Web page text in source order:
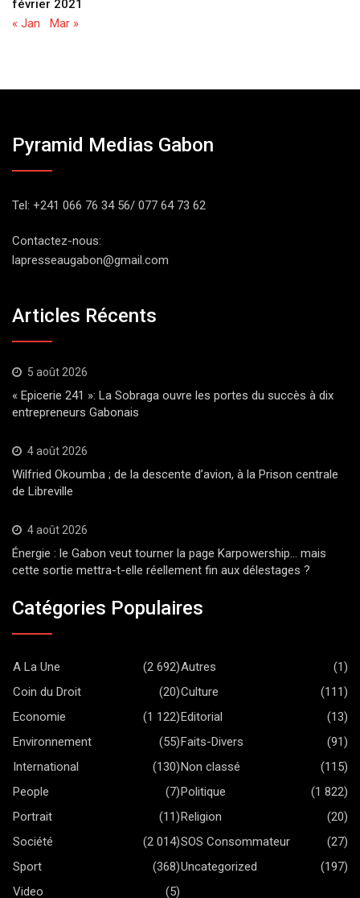
février 2021
« Jan Mar »
Pyramid Medias Gabon
Tel: +241 066 76 34 56/ 077 64 73 62
Contactez-nous:
lapresseaugabon@gmail.com
Articles Récents
5 août 2026
« Epicerie 241 »: La Sobraga ouvre les portes du succès à dix
entrepreneurs Gabonais
4 août 2026
Wilfried Okoumba ; de la descente d’avion, à la Prison centrale
de Libreville
4 août 2026
Énergie : le Gabon veut tourner la page Karpowership… mais
cette sortie mettra-t-elle réellement fin aux délestages ?
Catégories Populaires
A La Une (2 692)Autres
(1)
Coin du Droit
(20)Culture
(111)
Economie
(1 122)Editorial
(13)
Environnement
(55)Faits-Divers
(91)
International
(130)Non classé
(115)
People
(7)Politique
(1 822)
Portrait
(11)Religion
(20)
Société
(2 014)SOS Consommateur
(27)
Sport
(368)Uncategorized
(197)
Video
(5)